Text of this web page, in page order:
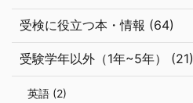
受検に役立つ本・情報 (64)
受験学年以外（1年~5年） (21)
英語 (2)